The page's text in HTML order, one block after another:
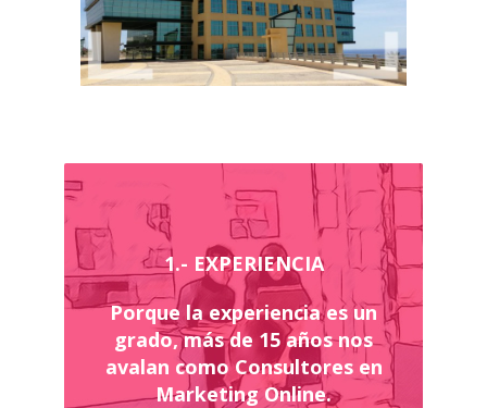
1.- EXPERIENCIA
Porque la experiencia es un
grado, más de 15 años nos
avalan como Consultores en
Marketing Online.